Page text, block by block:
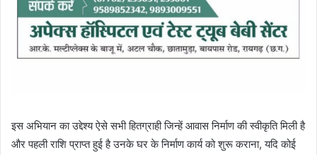
इस अभियान का उद्देश्य ऐसे सभी हितग्राही जिन्हें आवास निर्माण की स्वीकृति मिली है
और पहली राशि प्राप्त हुई है उनके घर के निर्माण कार्य को शुरू कराना, यदि कोई